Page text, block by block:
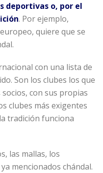
deportivas o, por el
. Por ejemplo,
quiere que se
con una lista de
Son los clubes los que
con sus propias
clubes más exigentes
tradición funciona
las mallas, los
mencionados chándal.